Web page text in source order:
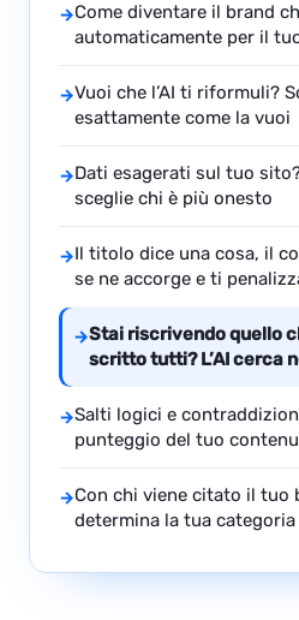
→Come diventare il brand
automaticamente per il
→Vuoi che l’AI ti riformuli?
esattamente come la vuoi
→Dati esagerati sul tuo sito?
sceglie chi è più onesto
→Il titolo dice una cosa, il
se ne accorge e ti
→Stai riscrivendo quello
scritto tutti? L’AI cerca
→Salti logici e
punteggio del tuo
→Con chi viene citato il tuo
determina la tua categoria